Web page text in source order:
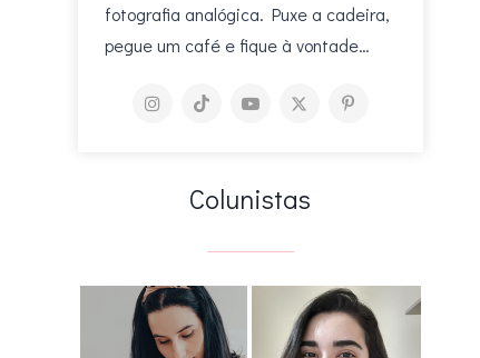
fotografia analógica. Puxe a cadeira,
pegue um café e fique à vontade…
Colunistas